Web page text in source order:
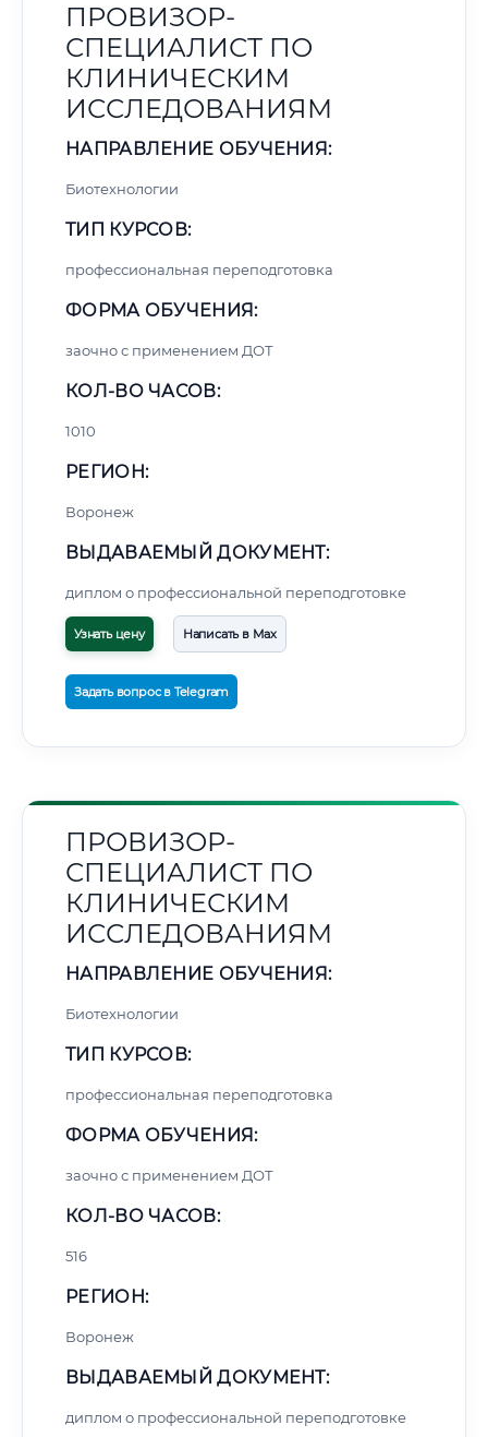
ПРОВИЗОР-
СПЕЦИАЛИСТ ПО
КЛИНИЧЕСКИМ
ИССЛЕДОВАНИЯМ
НАПРАВЛЕНИЕ ОБУЧЕНИЯ:
Биотехнологии
ТИП КУРСОВ:
профессиональная переподготовка
ФОРМА ОБУЧЕНИЯ:
заочно с применением ДОТ
КОЛ-ВО ЧАСОВ:
1010
РЕГИОН:
Воронеж
ВЫДАВАЕМЫЙ ДОКУМЕНТ:
диплом о профессиональной переподготовке
Узнать цену Написать в Max
Задать вопрос в Telegram
ПРОВИЗОР-
СПЕЦИАЛИСТ ПО
КЛИНИЧЕСКИМ
ИССЛЕДОВАНИЯМ
НАПРАВЛЕНИЕ ОБУЧЕНИЯ:
Биотехнологии
ТИП КУРСОВ:
профессиональная переподготовка
ФОРМА ОБУЧЕНИЯ:
заочно с применением ДОТ
КОЛ-ВО ЧАСОВ:
516
РЕГИОН:
Воронеж
ВЫДАВАЕМЫЙ ДОКУМЕНТ:
диплом о профессиональной переподготовке